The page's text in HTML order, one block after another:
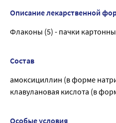
Описание лекарственной
Флаконы (5) - пачки
Состав
амоксициллин (в форме
клавулановая кислота (в
Особые условия